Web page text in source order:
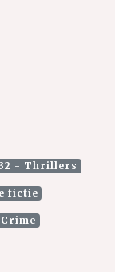
- Thrillers
fictie